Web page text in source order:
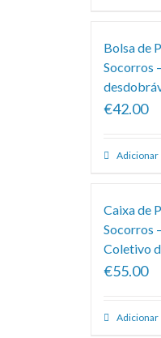
Bolsa de
Socorros
€42.00
Adicionar
Caixa de
Socorros
Coletivo
€55.00
Adicionar